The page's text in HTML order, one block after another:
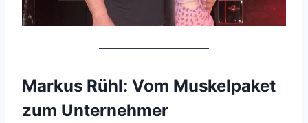
Markus Rühl: Vom Muskelpaket
zum Unternehmer